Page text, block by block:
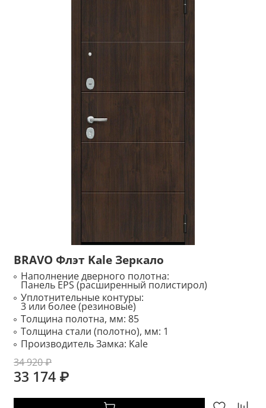
BRAVO Флэт Kale Зеркало
Наполнение дверного полотна:
Панель EPS (расширенный полистирол)
Уплотнительные контуры:
3 или более (резиновые)
Толщина полотна, мм: 85
Толщина стали (полотно), мм: 1
Производитель Замка: Kale
34 920 ₽
33 174 ₽